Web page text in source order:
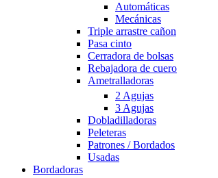
Automáticas
Mecánicas
Triple arrastre cañon
Pasa cinto
Cerradora de bolsas
Rebajadora de cuero
Ametralladoras
2 Agujas
3 Agujas
Dobladilladoras
Peleteras
Patrones / Bordados
Usadas
Bordadoras